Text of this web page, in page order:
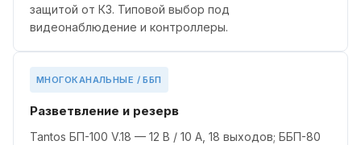
защитой от КЗ. Типовой выбор под
видеонаблюдение и контроллеры.
МНОГОКАНАЛЬНЫЕ / ББП
Разветвление и резерв
Tantos БП-100 V.18 — 12 В / 10 А, 18 выходов; ББП-80